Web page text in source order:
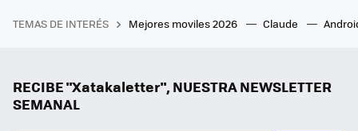
TEMAS DE INTERÉS Mejores moviles 2026 Claude
RECIBE "Xatakaletter", NUESTRA NEWSLETTER
SEMANAL